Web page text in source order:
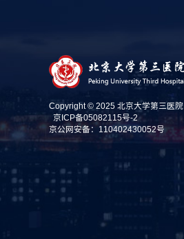
Copyright © 2025 北京大学第三医院
京ICP备05082115号-2
京公网安备：110402430052号